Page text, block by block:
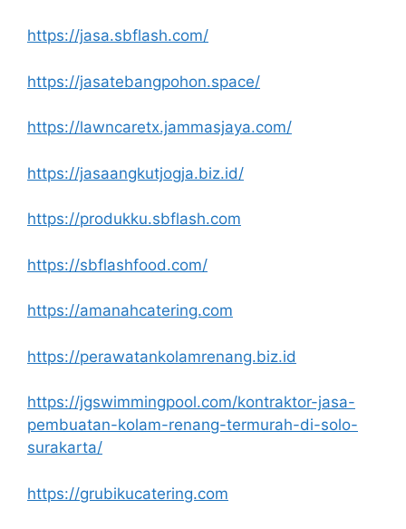
https://jasa.sbflash.com/
https://jasatebangpohon.space/
https://lawncaretx.jammasjaya.com/
https://jasaangkutjogja.biz.id/
https://produkku.sbflash.com
https://sbflashfood.com/
https://amanahcatering.com
https://perawatankolamrenang.biz.id
https://jgswimmingpool.com/kontraktor-jasa-
pembuatan-kolam-renang-termurah-di-solo-
surakarta/
https://grubikucatering.com